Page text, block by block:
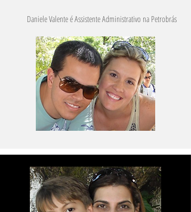
Daniele Valente é Assistente Administrativo na Petrobrás